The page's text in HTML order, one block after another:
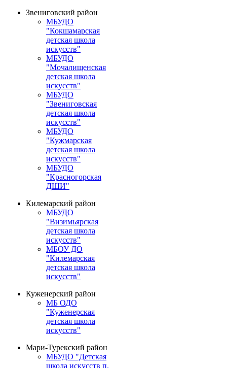
Звениговский район
МБУДО
"Кокшамарская
детская школа
искусств"
МБУДО
"Мочалищенская
детская школа
искусств"
МБУДО
"Звениговская
детская школа
искусств"
МБУДО
"Кужмарская
детская школа
искусств"
МБУДО
"Красногорская
ДШИ"
Килемарский район
МБУДО
"Визимьярская
детская школа
искусств"
МБОУ ДО
"Килемарская
детская школа
искусств"
Куженерский район
МБ ОДО
"Куженерская
детская школа
искусств"
Мари-Турекский район
МБУДО "Детская
школа искусств п.